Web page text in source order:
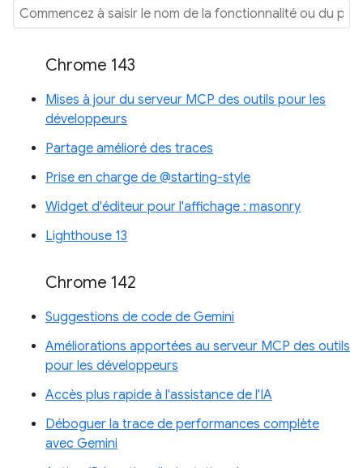
Chrome 143
Mises à jour du serveur MCP des outils pour les
développeurs
Partage amélioré des traces
Prise en charge de @starting-style
Widget d'éditeur pour l'affichage : masonry
Lighthouse 13
Chrome 142
Suggestions de code de Gemini
Améliorations apportées au serveur MCP des outils
pour les développeurs
Accès plus rapide à l'assistance de l'IA
Déboguer la trace de performances complète
avec Gemini